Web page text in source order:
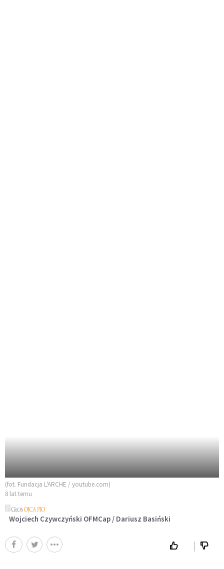
(fot. Fundacja L'ARCHE / youtube.com)
8 lat temu
Wojciech Czywczyński OFMCap / Dariusz Basiński